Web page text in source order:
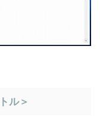
ル＞